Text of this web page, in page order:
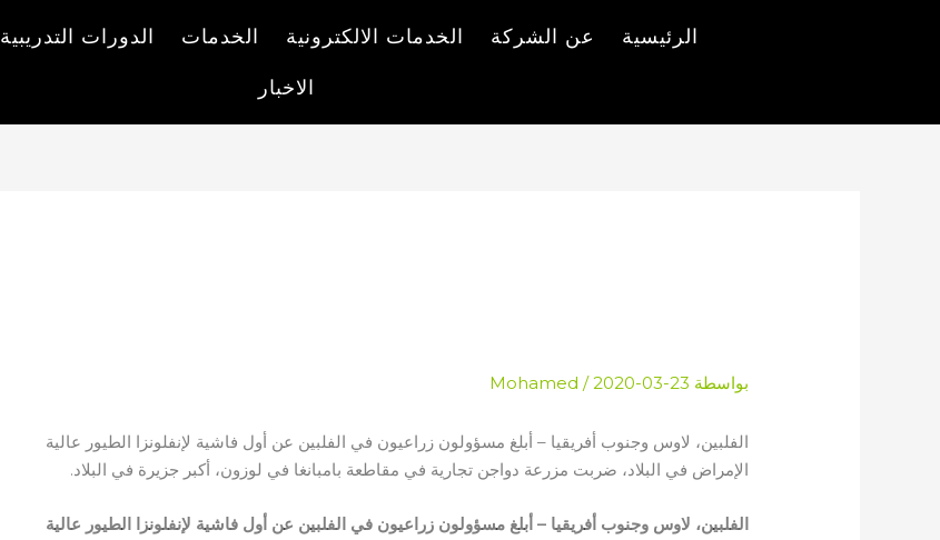
الرئيسية عن الشركة الخدمات الالكترونية الخدمات الدورات التدريبية
الاخبار
بواسطة Mohamed /2020-03-23
الفلبين، لاوس وجنوب أفريقيا – أبلغ مسؤولون زراعيون في الفلبين عن أول فاشية لإنفلونزا الطيور عالية
الإمراض في البلاد، ضربت مزرعة دواجن تجارية في مقاطعة بامبانغا في لوزون، أكبر جزيرة في البلاد.
الفلبين، لاوس وجنوب أفريقيا – أبلغ مسؤولون زراعيون في الفلبين عن أول فاشية لإنفلونزا الطيور عالية